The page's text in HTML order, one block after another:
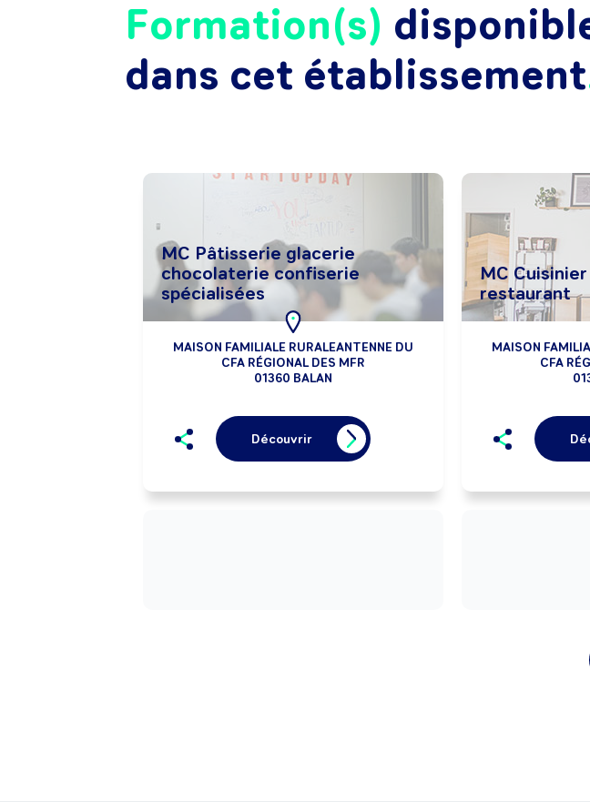
Formation(s)
dans cet établissement
MC Pâtisserie glacerie
chocolaterie confiserie
spécialisées
MAISON FAMILIALE RURALEANTENNE DU
CFA RÉGIONAL DES MFR
01360 BALAN
Découvrir
MC
restaurant
MAISON
CFA